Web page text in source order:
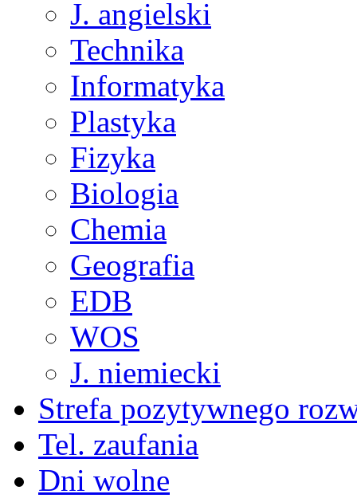
J. angielski
Technika
Informatyka
Plastyka
Fizyka
Biologia
Chemia
Geografia
EDB
WOS
J. niemiecki
Strefa pozytywnego
Tel. zaufania
Dni wolne